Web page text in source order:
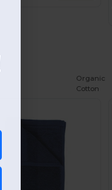
Organic
Cotton